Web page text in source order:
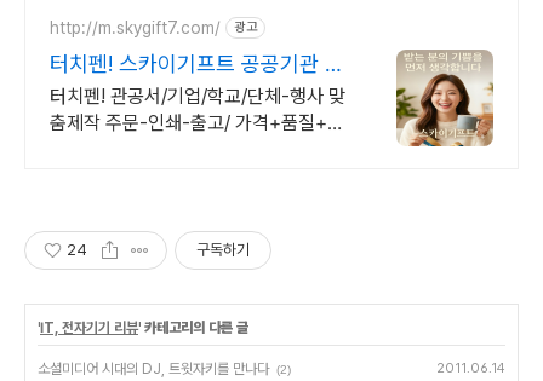
http://m.skygift7.com/ 광고
터치펜! 스카이기프트 공공기관 우
선구매 대상기업
터치펜! 관공서/기업/학교/단체-행사 맞
춤제작 주문-인쇄-출고/ 가격+품질+고
24 구독하기
'IT, 전자기기 리뷰' 카테고리의 다른 글
소셜미디어 시대의 DJ, 트윗자키를 만나다 (2) 2011.06.14